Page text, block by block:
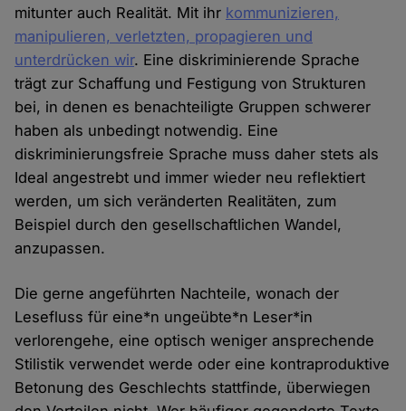
mitunter auch Realität. Mit ihr kommunizieren,
manipulieren, verletzten, propagieren und
unterdrücken wir. Eine diskriminierende Sprache
trägt zur Schaffung und Festigung von Strukturen
bei, in denen es benachteiligte Gruppen schwerer
haben als unbedingt notwendig. Eine
diskriminierungsfreie Sprache muss daher stets als
Ideal angestrebt und immer wieder neu reflektiert
werden, um sich veränderten Realitäten, zum
Beispiel durch den gesellschaftlichen Wandel,
anzupassen.
Die gerne angeführten Nachteile, wonach der
Lesefluss für eine*n ungeübte*n Leser*in
verlorengehe, eine optisch weniger ansprechende
Stilistik verwendet werde oder eine kontraproduktive
Betonung des Geschlechts stattfinde, überwiegen